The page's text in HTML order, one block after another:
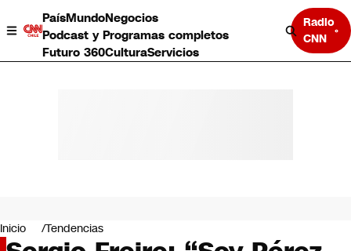
PaísMundoNegocios
Podcast y Programas completos
Futuro 360CulturaServicios
Radio
CNN
Negocios
Deportes
Inicio Tendencias